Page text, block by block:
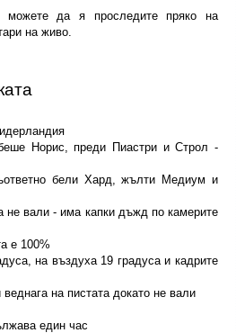
можете да я проследите пряко на
на живо.
Норис, преди Пиастри и Строл -
бели Хард, жълти Медиум и
вали - има капки дъжд по камерите
е 100%
на въздуха 19 градуса и кадрите
на пистата докато не вали
един час